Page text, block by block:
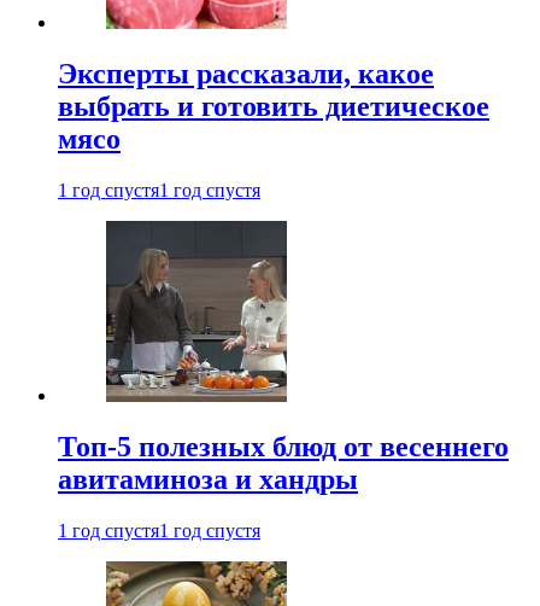
Эксперты рассказали, какое
выбрать и готовить диетическое
мясо
1 год спустя1 год спустя
Топ-5 полезных блюд от весеннего
авитаминоза и хандры
1 год спустя1 год спустя